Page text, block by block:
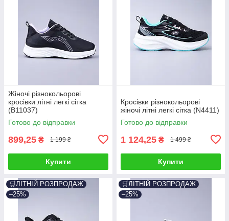
Жіночі різнокольорові
кросівки літні легкі сітка
(B11037)
Готово до відправки
899,25 ₴ 1 199 ₴
Купити
Кросівки різнокольорові
жіночі літні легкі сітка (N4411)
Готово до відправки
1 124,25 ₴ 1 499 ₴
Купити
🛒ЛІТНІЙ РОЗПРОДАЖ
–25%
🛒ЛІТНІЙ РОЗПРОДАЖ
–25%